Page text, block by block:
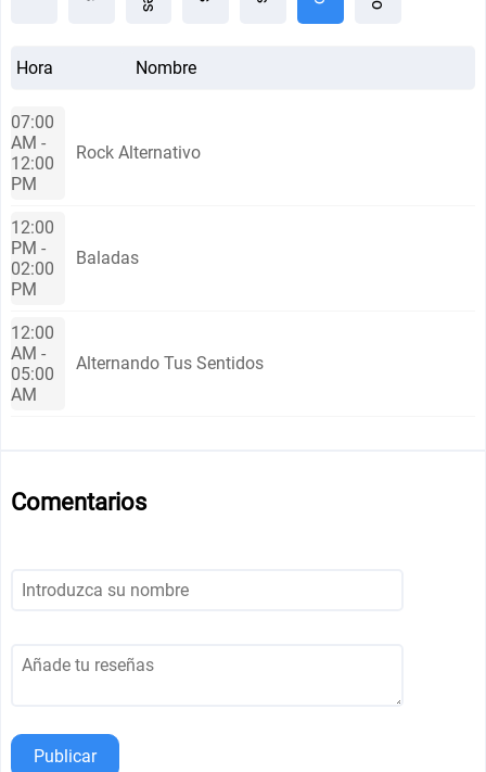
Hora Nombre
07:00
AM -
12:00
PM
Rock Alternativo
12:00
PM -
02:00
PM
Baladas
12:00
AM -
05:00
AM
Alternando Tus Sentidos
Comentarios
Publicar